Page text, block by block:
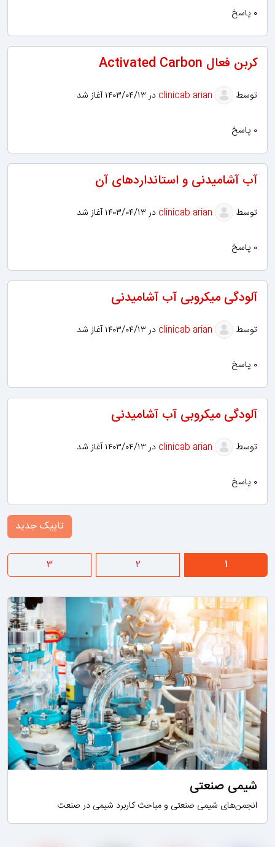
۰ پاسخ
کربن فعال Activated Carbon
توسط در ۱۴۰۳/۰۴/۱۳ آغاز شد
۰ پاسخ
آب آشامیدنی و استانداردهای آن
توسط در ۱۴۰۳/۰۴/۱۳ آغاز شد
۰ پاسخ
آلودگی میکروبی آب آشامیدنی
توسط در ۱۴۰۳/۰۴/۱۳ آغاز شد
۰ پاسخ
آلودگی میکروبی آب آشامیدنی
توسط در ۱۴۰۳/۰۴/۱۳ آغاز شد
۰ پاسخ
تاپیک جدید
۱ ۲ ۳
شیمی صنعتی
انجمن‌های شیمی صنعتی و مباحث کاربرد شیمی در صنعت